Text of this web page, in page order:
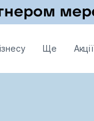
Ще Акції